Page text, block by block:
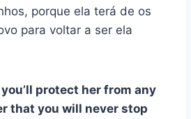
porque ela terá de os
para voltar a ser ela
protect her from any
that you will never stop